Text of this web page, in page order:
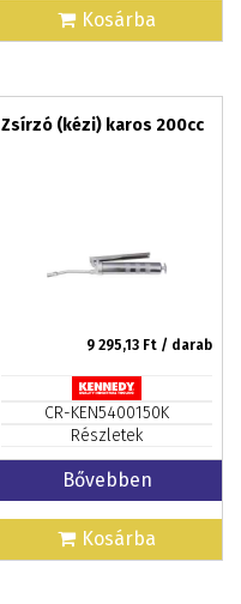
Kosárba
Zsírzó (kézi) karos 200cc
9 295,13 Ft / darab
CR-KEN5400150K
Részletek
Bővebben
Kosárba